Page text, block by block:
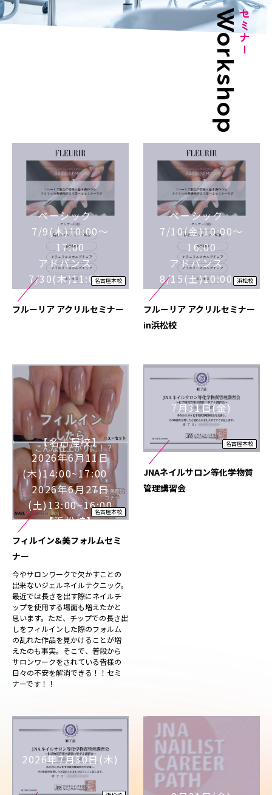
セミナー
Workshop
ベーシック
7/9(木)10:00～
17:00
アドバンス
7/30(木)11:00～
名古屋本校
フルーリア アクリルセミナー
ベーシック
7/10(金)10:00～
16:00
アドバンス
8/15(土)10:00～浜松校
フルーリア アクリルセミナー
in浜松校
【名古屋校】
2026年6月11日
(木)14:00~17:00
2026年6月27日
(土)13:00~16:00
【浜松校】
2026年6月27日
(土)10:00～13:00
2026年7月18日
(土)10:00～13:00
名古屋本校
フィルイン&美フォルムセミ
ナー
今やサロンワークで欠かすことの
出来ないジェルネイルテクニック。
最近では長さを出す際にネイルチ
ップを使用する場面も増えたかと
思います。ただ、チップでの長さ出
しをフィルインした際のフォルム
の乱れた作品を見かけることが増
えたのも事実。そこで、普段から
サロンワークをされている皆様の
日々の不安を解消できる！！セミ
ナーです！！
7月31日(金)
名古屋本校
JNAネイルサロン等化学物質
管理講習会
2026年7月30日(木)